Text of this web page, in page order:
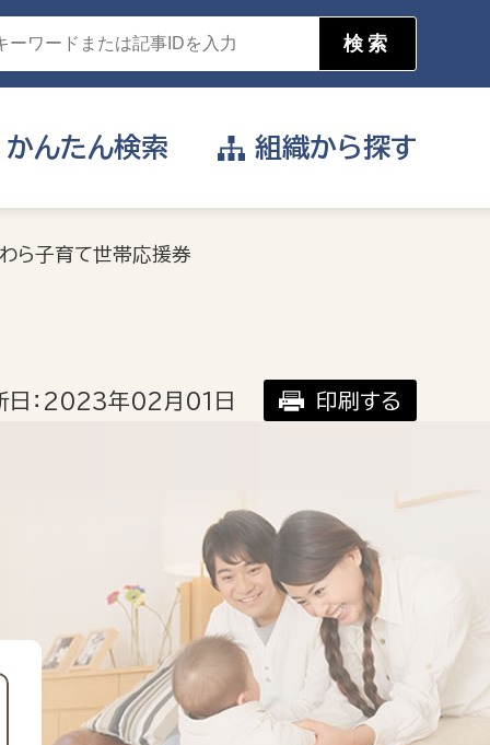
かんたん検索
目的を選択
届け出や申請をしたい
支払いをしたい
働きたい
遊びたい
組織から探す
環境部
環境政策課
ゼロカーボン推進課
わら子育て世帯応援券
日：2023年02月01日 印刷する